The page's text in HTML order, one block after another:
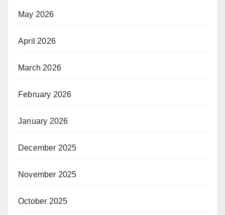
May 2026
April 2026
March 2026
February 2026
January 2026
December 2025
November 2025
October 2025